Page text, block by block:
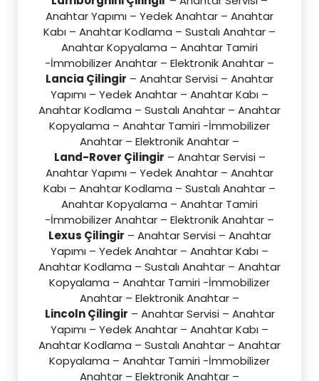
Anahtar Yapımı – Yedek Anahtar – Anahtar
Kabı – Anahtar Kodlama – Sustalı Anahtar –
Anahtar Kopyalama – Anahtar Tamiri
-İmmobilizer Anahtar – Elektronik Anahtar –
Lancia Çilingir – Anahtar Servisi – Anahtar
Yapımı – Yedek Anahtar – Anahtar Kabı –
Anahtar Kodlama – Sustalı Anahtar – Anahtar
Kopyalama – Anahtar Tamiri -İmmobilizer
Anahtar – Elektronik Anahtar –
Land-Rover Çilingir – Anahtar Servisi –
Anahtar Yapımı – Yedek Anahtar – Anahtar
Kabı – Anahtar Kodlama – Sustalı Anahtar –
Anahtar Kopyalama – Anahtar Tamiri
-İmmobilizer Anahtar – Elektronik Anahtar –
Lexus Çilingir – Anahtar Servisi – Anahtar
Yapımı – Yedek Anahtar – Anahtar Kabı –
Anahtar Kodlama – Sustalı Anahtar – Anahtar
Kopyalama – Anahtar Tamiri -İmmobilizer
Anahtar – Elektronik Anahtar –
Lincoln Çilingir – Anahtar Servisi – Anahtar
Yapımı – Yedek Anahtar – Anahtar Kabı –
Anahtar Kodlama – Sustalı Anahtar – Anahtar
Kopyalama – Anahtar Tamiri -İmmobilizer
Anahtar – Elektronik Anahtar –